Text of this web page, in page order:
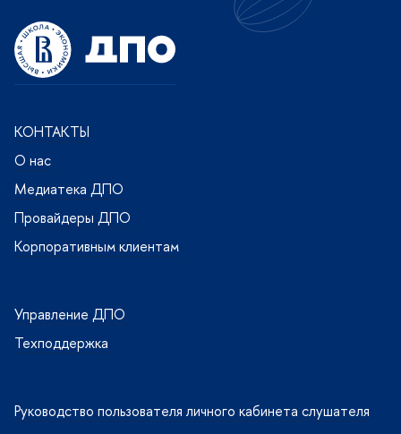
КОНТАКТЫ
О нас
Медиатека ДПО
Провайдеры ДПО
Корпоративным клиентам
Управление ДПО
Техподдержка
Руководство пользователя личного кабинета слушателя